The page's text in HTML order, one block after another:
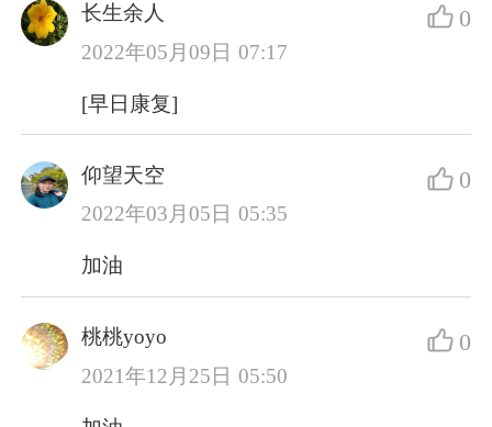
长生余人
2022年05月09日 07:17
0
[早日康复]
仰望天空
2022年03月05日 05:35
0
加油
桃桃yoyo
2021年12月25日 05:50
0